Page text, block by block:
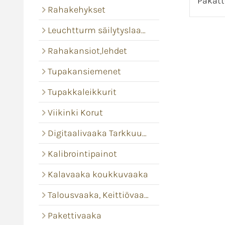
Rahakehykset
Leuchtturm säilytyslaatikot ja levyt
Rahakansiot,lehdet
Tupakansiemenet
Tupakkaleikkurit
Viikinki Korut
Digitaalivaaka Tarkkuusvaaka
Kalibrointipainot
Kalavaaka koukkuvaaka
Talousvaaka, Keittiövaaka
Pakettivaaka